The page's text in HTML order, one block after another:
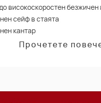
високоскоростен безжичен
сейф в стаята
кантар
Прочетете